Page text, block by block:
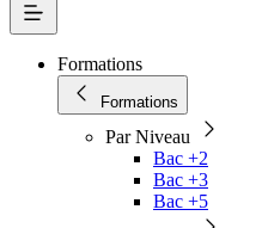
Formations
Formations
Par Niveau
Bac +2
Bac +3
Bac +5